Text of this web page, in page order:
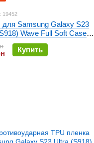
19452
для Samsung Galaxy S23
Wave Full Soft Case
Купить